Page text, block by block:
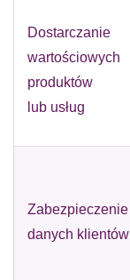
Dostarczanie
wartościowych
produktów
lub usług
Zabezpieczenie
danych klientów